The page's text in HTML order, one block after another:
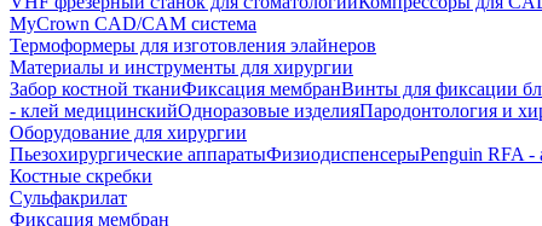
MyCrown CAD/CAM система
Термоформеры для изготовления элайнеров
Материалы и инструменты для хирургии
Забор костной тканиФиксация мембранВинты для фиксации
- клей медицинскийОдноразовые изделияПародонтология и
Оборудование для хирургии
Пьезохирургические аппаратыФизиодиспенсерыPenguin RFA -
Костные скребки
Сульфакрилат
Фиксация мембран